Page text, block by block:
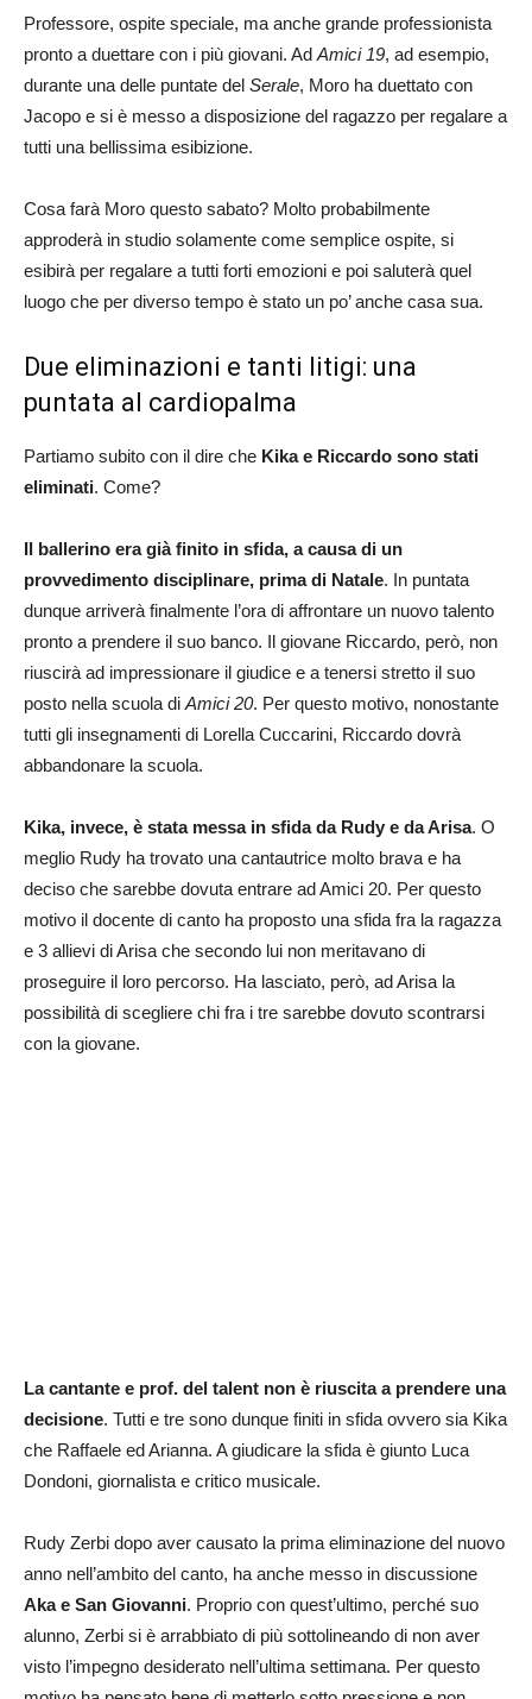
Professore, ospite speciale, ma anche grande professionista
pronto a duettare con i più giovani. Ad Amici 19, ad esempio,
durante una delle puntate del Serale, Moro ha duettato con
Jacopo e si è messo a disposizione del ragazzo per regalare a
tutti una bellissima esibizione.
Cosa farà Moro questo sabato? Molto probabilmente
approderà in studio solamente come semplice ospite, si
esibirà per regalare a tutti forti emozioni e poi saluterà quel
luogo che per diverso tempo è stato un po’ anche casa sua.
Due eliminazioni e tanti litigi: una
puntata al cardiopalma
Partiamo subito con il dire che Kika e Riccardo sono stati
eliminati. Come?
Il ballerino era già finito in sfida, a causa di un
provvedimento disciplinare, prima di Natale. In puntata
dunque arriverà finalmente l’ora di affrontare un nuovo talento
pronto a prendere il suo banco. Il giovane Riccardo, però, non
riuscirà ad impressionare il giudice e a tenersi stretto il suo
posto nella scuola di Amici 20. Per questo motivo, nonostante
tutti gli insegnamenti di Lorella Cuccarini, Riccardo dovrà
abbandonare la scuola.
Kika, invece, è stata messa in sfida da Rudy e da Arisa. O
meglio Rudy ha trovato una cantautrice molto brava e ha
deciso che sarebbe dovuta entrare ad Amici 20. Per questo
motivo il docente di canto ha proposto una sfida fra la ragazza
e 3 allievi di Arisa che secondo lui non meritavano di
proseguire il loro percorso. Ha lasciato, però, ad Arisa la
possibilità di scegliere chi fra i tre sarebbe dovuto scontrarsi
con la giovane.
La cantante e prof. del talent non è riuscita a prendere una
decisione. Tutti e tre sono dunque finiti in sfida ovvero sia Kika
che Raffaele ed Arianna. A giudicare la sfida è giunto Luca
Dondoni, giornalista e critico musicale.
Rudy Zerbi dopo aver causato la prima eliminazione del nuovo
anno nell’ambito del canto, ha anche messo in discussione
Aka e San Giovanni. Proprio con quest’ultimo, perché suo
alunno, Zerbi si è arrabbiato di più sottolineando di non aver
visto l’impegno desiderato nell’ultima settimana. Per questo